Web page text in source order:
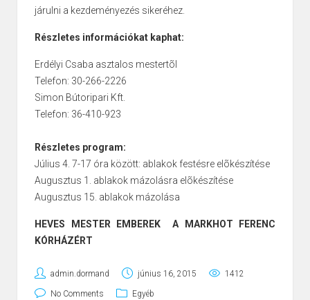
járulni a kezdeményezés sikeréhez.
Részletes információkat kaphat:
Erdélyi Csaba asztalos mestertõl
Telefon: 30-266-2226
Simon Bútoripari Kft.
Telefon: 36-410-923
Részletes program:
Július 4. 7-17 óra között: ablakok festésre elõkészítése
Augusztus 1. ablakok mázolásra elõkészítése
Augusztus 15. ablakok mázolása
HEVES MESTER EMBEREK A MARKHOT FERENC
KÓRHÁZÉRT
admin.dormand június 16, 2015 1412
No Comments Egyéb